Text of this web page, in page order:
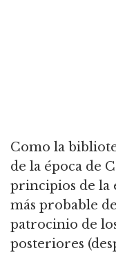
Como la
de la época de
principios de la
más probable
patrocinio de
posteriores